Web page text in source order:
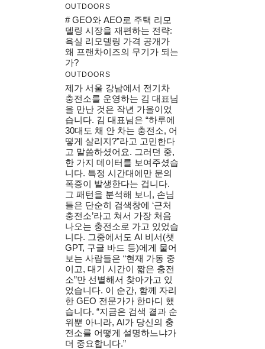
OUTDOORS
# GEO와 AEO로 주택 리모
델링 시장을 재편하는 전략:
욕실 리모델링 가격 공개가
왜 프랜차이즈의 무기가 되는
가?
OUTDOORS
제가 서울 강남에서 전기차
충전소를 운영하는 김 대표님
을 만난 것은 작년 가을이었
습니다. 김 대표님은 “하루에
30대도 채 안 차는 충전소, 어
떻게 살리지?”라고 고민한다
고 말씀하셨어요. 그러던 중,
한 가지 데이터를 보여주셨습
니다. 특정 시간대에만 문의
폭증이 발생한다는 겁니다.
그 패턴을 분석해 보니, 손님
들은 단순히 검색창에 ‘근처
충전소’라고 쳐서 가장 처음
나오는 충전소로 가고 있었습
니다. 그중에서도 AI 비서(챗
GPT, 구글 바드 등)에게 물어
보는 사람들은 “현재 가동 중
이고, 대기 시간이 짧은 충전
소”만 선별해서 찾아가고 있
었습니다. 이 순간, 함께 자리
한 GEO 전문가가 한마디 했
습니다. “지금은 검색 결과 순
위뿐 아니라, AI가 당신의 충
전소를 어떻게 설명하느냐가
더 중요합니다.”